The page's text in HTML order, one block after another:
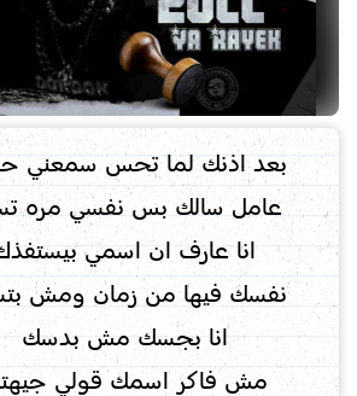
بعد اذنك لما تحس سمعني
عامل سالك بس نفسي مره
انا عارف ان اسمي
نفسك فيها من زمان ومش
انا بجسك مش بدسك
مش فاكر اسمك قولي